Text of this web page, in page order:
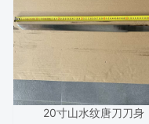
20寸山水纹唐刀刀身